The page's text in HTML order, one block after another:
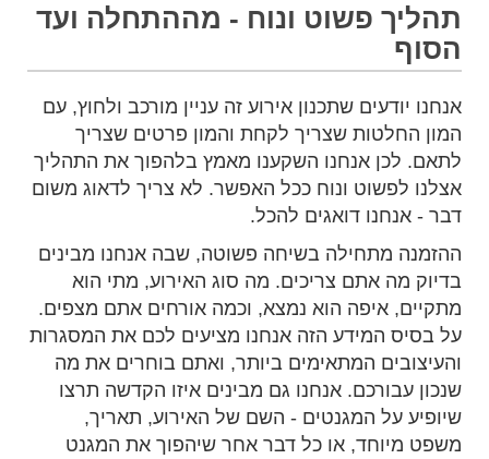
תהליך פשוט ונוח - מההתחלה ועד
הסוף
אנחנו יודעים שתכנון אירוע זה עניין מורכב ולחוץ, עם
המון החלטות שצריך לקחת והמון פרטים שצריך
לתאם. לכן אנחנו השקענו מאמץ בלהפוך את התהליך
אצלנו לפשוט ונוח ככל האפשר. לא צריך לדאוג משום
דבר - אנחנו דואגים להכל.
ההזמנה מתחילה בשיחה פשוטה, שבה אנחנו מבינים
בדיוק מה אתם צריכים. מה סוג האירוע, מתי הוא
מתקיים, איפה הוא נמצא, וכמה אורחים אתם מצפים.
על בסיס המידע הזה אנחנו מציעים לכם את המסגרות
והעיצובים המתאימים ביותר, ואתם בוחרים את מה
שנכון עבורכם. אנחנו גם מבינים איזו הקדשה תרצו
שיופיע על המגנטים - השם של האירוע, תאריך,
משפט מיוחד, או כל דבר אחר שיהפוך את המגנט